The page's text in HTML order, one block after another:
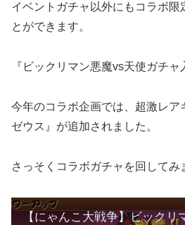
イベントガチャ以外にもコラボ限
とができます。
『ビックリマン悪魔vs天使ガチャ
今年のコラボ企画では、超激レア
ゼウス』が追加されました。
さっそくコラボガチャを回してみ